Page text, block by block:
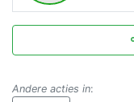
Andere acties in: